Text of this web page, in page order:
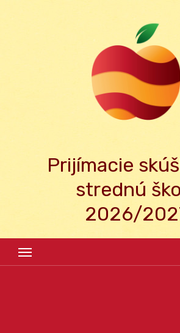
Prijímacie
strednú
2026/